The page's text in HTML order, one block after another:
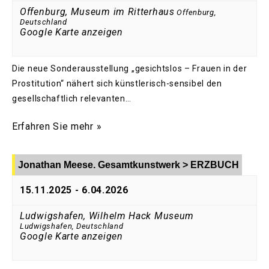
Offenburg, Museum im Ritterhaus Offenburg,
Deutschland
Google Karte anzeigen
Die neue Sonderausstellung „gesichtslos – Frauen in der
Prostitution“ nähert sich künstlerisch-sensibel den
gesellschaftlich relevanten…
Erfahren Sie mehr »
Jonathan Meese. Gesamtkunstwerk > ERZBUCH
15.11.2025 - 6.04.2026
Ludwigshafen, Wilhelm Hack Museum
Ludwigshafen, Deutschland
Google Karte anzeigen